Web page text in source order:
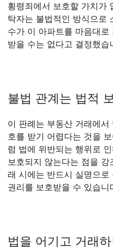
횡령죄에서 보호할 가치가
탁자는 불법적인 방식으로
수가 이 아파트를 마음대
받을 수는 없다고 결정했습
불법 관계는 법적
이 판례는 부동산 거래에
호를 받기 어렵다는 것을
럼 법에 위반되는 행위로
보호되지 않는다는 점을
래 시에는 반드시 실명으
권리를 보호받을 수 있습니
법을 어기고 거래